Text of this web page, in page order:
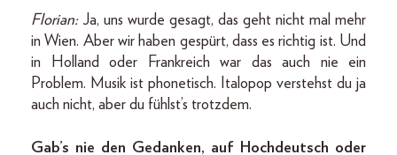
Florian: Ja, uns wurde gesagt, das geht nicht mal mehr
in Wien. Aber wir haben gespürt, dass es richtig ist. Und
in Holland oder Frankreich war das auch nie ein
Problem. Musik ist phonetisch. Italopop verstehst du ja
auch nicht, aber du fühlst’s trotzdem.
Gab’s nie den Gedanken, auf Hochdeutsch oder